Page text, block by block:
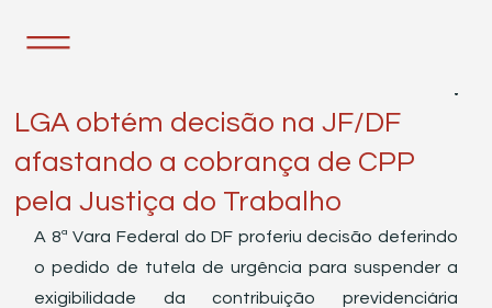
LGA obtém decisão na JF/DF
afastando a cobrança de CPP
pela Justiça do Trabalho
A 8ª Vara Federal do DF proferiu decisão deferindo
o pedido de tutela de urgência para suspender a
exigibilidade da contribuição previdenciária